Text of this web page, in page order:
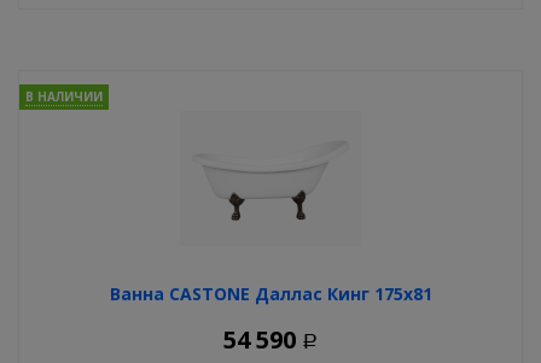
Ванна CASTONE Даллас Кинг 175х81
В НАЛИЧИИ
54 590 Р